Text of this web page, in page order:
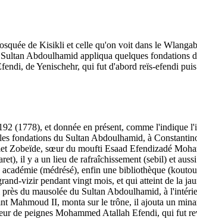
de Kisikli et celle qu'on voit dans le
Abdoulhamid appliqua quelques fondations
de Yenischehr, qui fut d'abord reïs-efendi
(1778), et donnée en présent, comme l'indique
du Sultan Abdoulhamid, à
Zobeïde, sœur du moufti Esaad Efendizadé
il y a un lieu de rafraîchissement (sebil) et
(médrésé), enfin une bibliothèque
vizir pendant vingt mois, et qui atteint de la
du mausolée du Sultan Abdoulhamid, à
II, monta sur le trône, il ajouta un
de peignes Mohammed Atallah Efendi, qui fut